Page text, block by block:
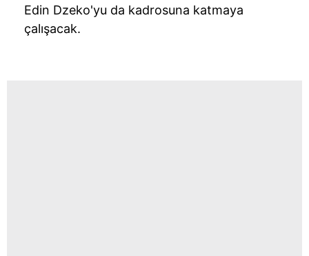
Edin Dzeko'yu da kadrosuna katmaya
çalışacak.